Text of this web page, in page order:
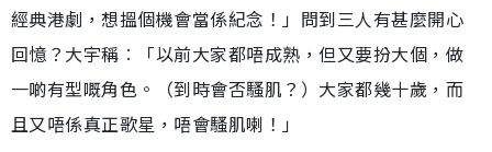
經典港劇，想搵個機會當係紀念！」問到三人有甚麼開心
回憶？大宇稱︰「以前大家都唔成熟，但又要扮大個，做
一啲有型嘅角色。（到時會否騷肌？）大家都幾十歲，而
且又唔係真正歌星，唔會騷肌喇！」